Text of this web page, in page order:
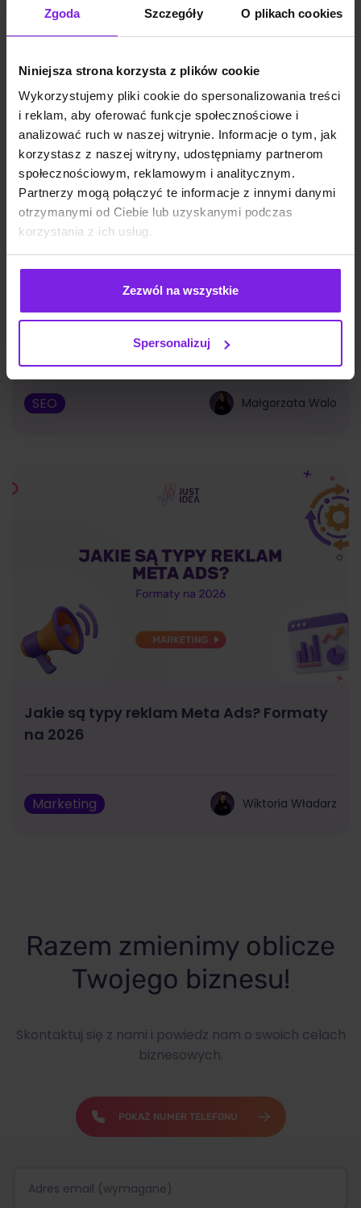
Zgoda Szczegóły O plikach cookies
Niniejsza strona korzysta z plików cookie
Wykorzystujemy pliki cookie do spersonalizowania treści
i reklam, aby oferować funkcje społecznościowe i
analizować ruch w naszej witrynie. Informacje o tym, jak
korzystasz z naszej witryny, udostępniamy partnerom
społecznościowym, reklamowym i analitycznym.
Partnerzy mogą połączyć te informacje z innymi danymi
otrzymanymi od Ciebie lub uzyskanymi podczas
korzystania z ich usług.
Zezwól na wszystkie
Spersonalizuj
Reddit i UGC w wynikach Google – co to
znaczy dla Twojej strategii treści
SEO Małgorzata Walo
Jakie są typy reklam Meta Ads? Formaty
na 2026
Marketing Wiktoria Władarz
Razem zmienimy oblicze
Twojego biznesu!
Skontaktuj się z nami i powiedz nam o swoich celach
biznesowych.
POKAŻ NUMER TELEFONU